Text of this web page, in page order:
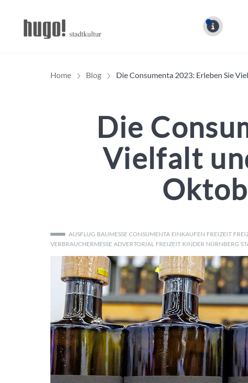
Hugo Stadtmagazin – HUGO
Home Blog Die Consumenta 2023: Erleben Sie
Die
Vielfalt
AUSFLUG BAUMESSE CONSUMENTA EINKAUFEN FREIZEIT
VERBRAUCHERMESSE ADVERTORIAL FREIZEIT KINDER NÜRNBERG